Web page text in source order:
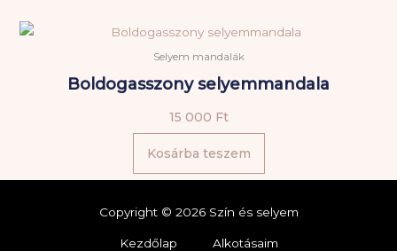
Selyem mandalák
Boldogasszony selyemmandala
15 000 Ft
Kosárba teszem
Copyright © 2026 Szín és selyem
Kezdőlap Alkotásaim